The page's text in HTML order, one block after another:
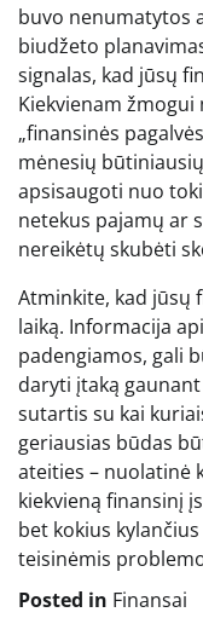
buvo nenumatytos
biudžeto
signalas, kad jūsų
Kiekvienam
„finansinės
mėnesių
apsisaugoti nuo
netekus pajamų ar
nereikėtų skubėti
Atminkite, kad jūsų
laiką. Informacija
padengiamos, gali
daryti įtaką
sutartis su kai
geriausias būdas
ateities – nuolatinė
kiekvieną finansinį
bet kokius
teisinėmis
Posted in Finansai